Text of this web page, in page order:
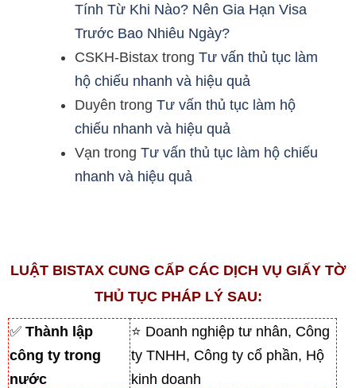
Tính Từ Khi Nào? Nên Gia Hạn Visa
Trước Bao Nhiêu Ngày?
CSKH-Bistax trong Tư vấn thủ tục làm
hộ chiếu nhanh và hiệu quả
Duyên trong Tư vấn thủ tục làm hộ
chiếu nhanh và hiệu quả
Vạn trong Tư vấn thủ tục làm hộ chiếu
nhanh và hiệu quả
LUẬT BISTAX CUNG CẤP CÁC DỊCH VỤ GIẤY TỜ
THỦ TỤC PHÁP LÝ SAU:
✅ Thành lập
công ty trong
nước
⭐ Doanh nghiệp tư nhân, Công
ty TNHH, Công ty cổ phần, Hộ
kinh doanh